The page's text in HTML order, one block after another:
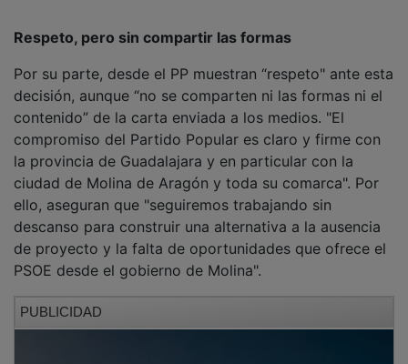
decisión, aunque “no se comparten ni las formas ni el
contenido” de la carta enviada a los medios. "El
compromiso del Partido Popular es claro y firme con
la provincia de Guadalajara y en particular con la
ciudad de Molina de Aragón y toda su comarca". Por
ello, aseguran que "seguiremos trabajando sin
descanso para construir una alternativa a la ausencia
de proyecto y la falta de oportunidades que ofrece el
PSOE desde el gobierno de Molina".